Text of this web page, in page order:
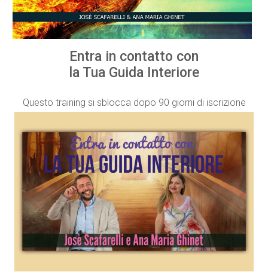
Entra in contatto con
la Tua Guida Interiore
Questo training si sblocca dopo 90 giorni di iscrizione